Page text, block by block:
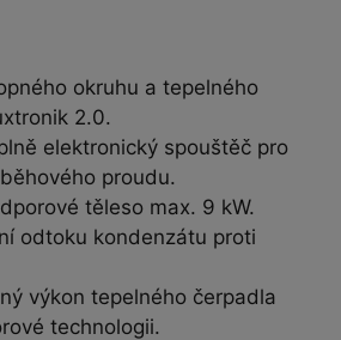
okruhu a tepelného
2.0.
elektronický spouštěč pro
proudu.
těleso max. 9 kW.
odtoku kondenzátu proti
výkon tepelného čerpadla
technologii.